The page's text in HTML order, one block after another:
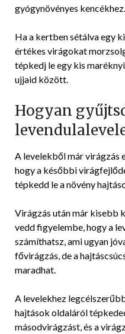
gyógynövényes kencékhez.
Ha a kertben sétálva egy
értékes virágokat
tépkedj le egy kis
ujjaid között.
Hogyan
A levelekből már virágzás
hogy a későbbi
tépkedd le a növény
Virágzás után már kisebb
vedd figyelembe, hogy a
számíthatsz, ami ugyan
fővirágzás, de a
maradhat.
A levelekhez
hajtások oldaláról
másodvirágzást, és a